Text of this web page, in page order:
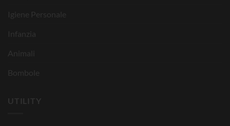
Igiene Personale
Infanzia
Animali
Bombole
UTILITY